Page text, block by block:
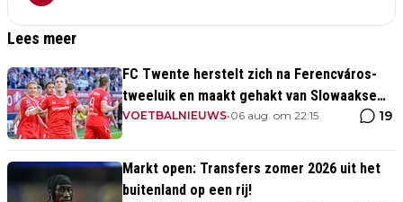
Lees meer
FC Twente herstelt zich na Ferencváros-
tweeluik en maakt gehakt van Slowaakse
opponent
VOETBALNIEUWS•06 aug. om 22:15 19
Markt open: Transfers zomer 2026 uit het
buitenland op een rij!